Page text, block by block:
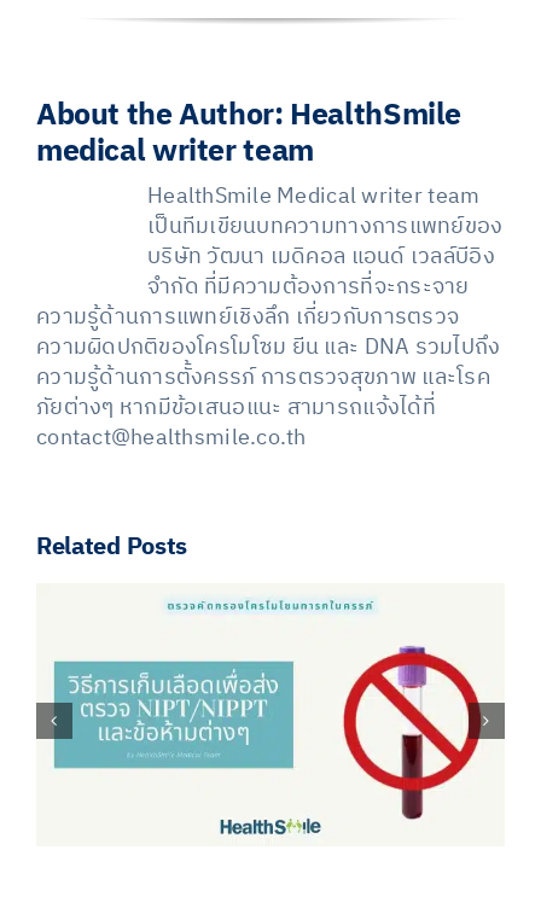
About the Author:HealthSmile
medical writer team
HealthSmile Medical writer team
เป็นทีมเขียนบทความทางการแพทย์ของ
บริษัท วัฒนา เมดิคอล แอนด์ เวลล์บีอิง
จำกัด ที่มีความต้องการที่จะกระจาย
ความรู้ด้านการแพทย์เชิงลึก เกี่ยวกับการตรวจ
ความผิดปกติของโครโมโซม ยีน และ DNA รวมไปถึง
ความรู้ด้านการตั้งครรภ์ การตรวจสุขภาพ และโรค
ภัยต่างๆ หากมีข้อเสนอแนะ สามารถแจ้งได้ที่
contact@healthsmile.co.th
Related Posts